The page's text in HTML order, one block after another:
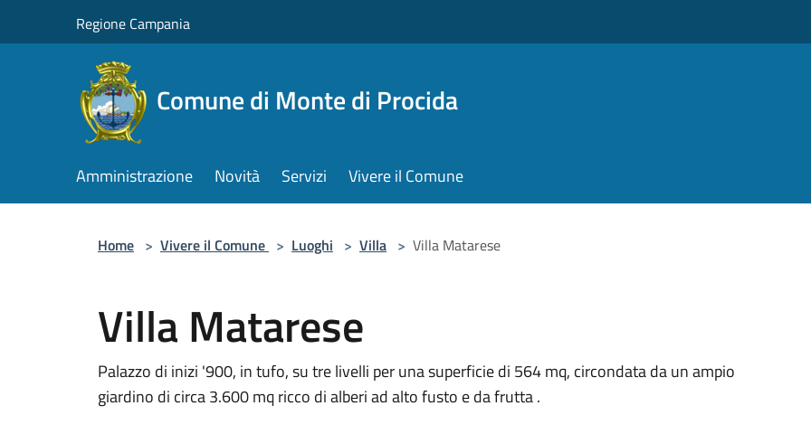
Regione Campania
Comune di Monte di Procida
Amministrazione Novità Servizi Vivere il Comune
Home > Vivere il Comune > Luoghi > Villa > Villa Matarese
Villa Matarese
Palazzo di inizi '900, in tufo, su tre livelli per una superficie di 564 mq, circondata da un ampio
giardino di circa 3.600 mq ricco di alberi ad alto fusto e da frutta .